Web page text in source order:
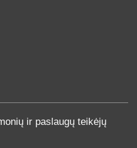
ir paslaugų teikėjų